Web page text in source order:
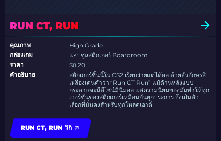
RUN CT, RUN
คุณภาพ
High Grade
กล่องเกม
แคปซูลสติกเกอร์ Boardroom
ราคา
$0.20
คำอธิบาย
สติกเกอร์ชิ้นนี้ใน CS2 เรียบง่ายแต่ได้ผล ด้วยตัวอักษรสี
เหลืองเด่นคำว่า “Run CT Run” แม้ด้านหลังแบบ
กระดาษจะมีดีไซน์มินิมอล แต่ความนิยมของมันทำให้ทุก
เวอร์ชันของสติกเกอร์เหมือนกันทุกประการ จึงเป็นตัว
เลือกที่มั่นคงสำหรับทุกโหลดเอาต์
RUN CT, RUN วิกิ